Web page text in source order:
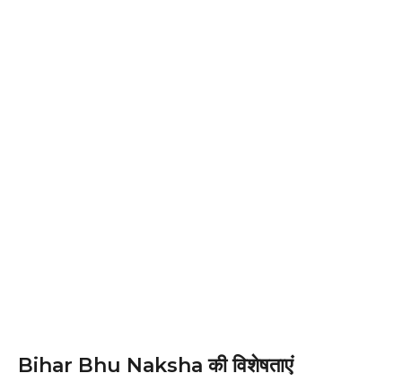
Bihar Bhu Naksha की विशेषताएं